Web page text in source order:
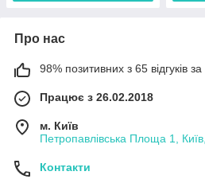
Про нас
98% позитивних з 65 відгуків за
Працює з 26.02.2018
м. Київ
Петропавлівська Площа 1,
Контакти